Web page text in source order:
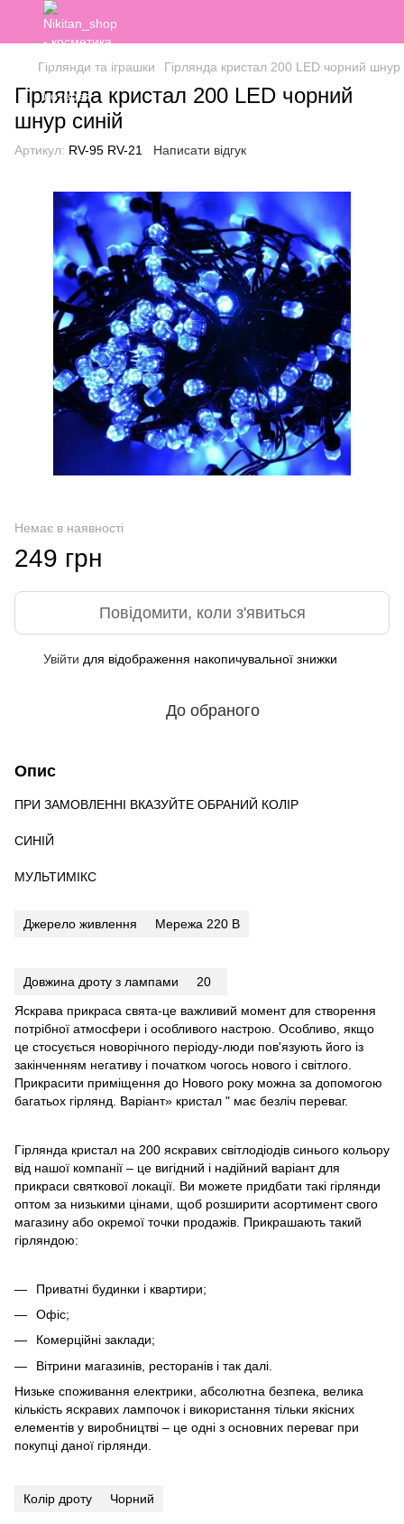
Гірлянди та іграшки Гірлянда кристал 200 LED чорний шнур
Гірлянда кристал 200 LED чорний
шнур синій
Артикул: RV-95 RV-21 Написати відгук
Немає в наявності
249 грн
Повідомити, коли з'явиться
Увійти для відображення накопичувальної знижки
До обраного
Опис
ПРИ ЗАМОВЛЕННІ ВКАЗУЙТЕ ОБРАНИЙ КОЛІР
СИНІЙ
МУЛЬТИМІКС
Джерело живлення Мережа 220 В
Довжина дроту з лампами
20
Яскрава прикраса свята-це важливий момент для створення
потрібної атмосфери і особливого настрою. Особливо, якщо
це стосується новорічного періоду-люди пов'язують його із
закінченням негативу і початком чогось нового і світлого.
Прикрасити приміщення до Нового року можна за допомогою
багатьох гірлянд. Варіант» кристал " має безліч переваг.
Гірлянда кристал на 200 яскравих світлодіодів синього кольору
від нашої компанії – це вигідний і надійний варіант для
прикраси святкової локації. Ви можете придбати такі гірлянди
оптом за низькими цінами, щоб розширити асортимент свого
магазину або окремої точки продажів. Прикрашають такий
гірляндою:
Приватні будинки і квартири;
Офіс;
Комерційні заклади;
Вітрини магазинів, ресторанів і так далі.
Низьке споживання електрики, абсолютна безпека, велика
кількість яскравих лампочок і використання тільки якісних
елементів у виробництві – це одні з основних переваг при
покупці даної гірлянди.
Колір дроту Чорний